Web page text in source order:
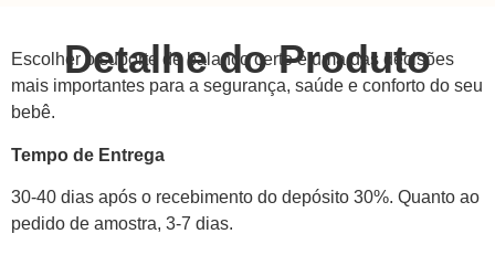
Detalhe do Produto
Escolher o suporte de balanço certo é uma das decisões
mais importantes para a segurança, saúde e conforto do seu
bebê.
Tempo de Entrega
30-40 dias após o recebimento do depósito 30%. Quanto ao
pedido de amostra, 3-7 dias.